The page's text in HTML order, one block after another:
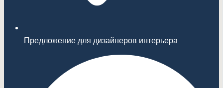
Предложение для дизайнеров интерьера